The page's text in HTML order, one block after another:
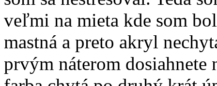
veľmi na mieta kde som
mastná a preto akryl
prvým náterom dosiahnete